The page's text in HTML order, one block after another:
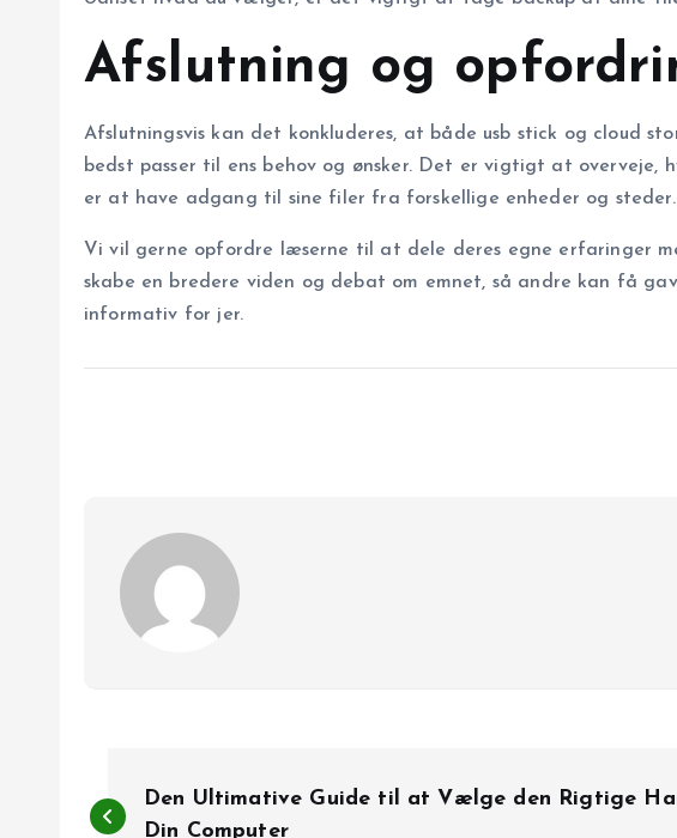
Afslutning og
Afslutningsvis kan det konkluderes, at både usb stick og cloud
bedst passer til ens behov og ønsker. Det er vigtigt at
er at have adgang til sine filer fra forskellige enheder og steder.
Vi vil gerne opfordre læserne til at dele deres egne erfaringer
skabe en bredere viden og debat om emnet, så andre kan få
informativ for jer.
Den Ultimative Guide til at Vælge den Rigtige
Din Computer